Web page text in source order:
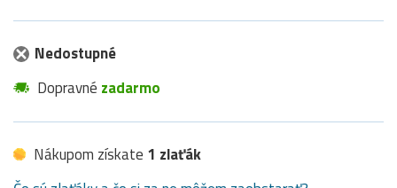
Nedostupné
Dopravné zadarmo
Nákupom získate 1 zlaťák